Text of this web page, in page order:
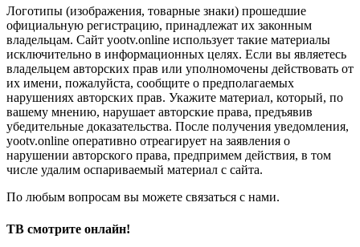
Логотипы (изображения, товарные знаки) прошедшие
официальную регистрацию, принадлежат их законным
владельцам. Сайт yootv.online использует такие материалы
исключительно в информационных целях. Если вы являетесь
владельцем авторских прав или уполномочены действовать от
их имени, пожалуйста, сообщите о предполагаемых
нарушениях авторских прав. Укажите материал, который, по
вашему мнению, нарушает авторские права, предъявив
убедительные доказательства. После получения уведомления,
yootv.online оперативно отреагирует на заявления о
нарушении авторского права, предпримем действия, в том
числе удалим оспариваемый материал с сайта.
По любым вопросам вы можете связаться с нами.
ТВ смотрите онлайн!